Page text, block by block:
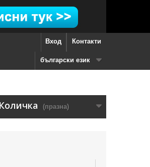
Контакти
Вход
български език
Количка (празна)